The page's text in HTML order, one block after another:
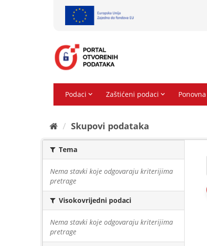
Skupovi podаtаkа
Tema
Nema stavki koje odgovaraju kriterijima
pretrage
Visokovrijedni podaci
Nema stavki koje odgovaraju kriterijima
pretrage